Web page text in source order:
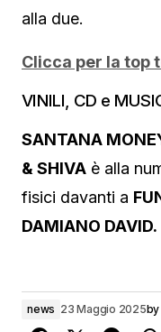
alla due.
Clicca per la top
VINILI, CD e
SANTANA
& SHIVA è alla
fisici davanti a
DAMIANO DAVID.
news 23 Maggio 2025by